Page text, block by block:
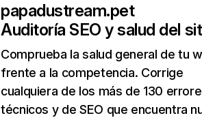
papadustream.pet
Auditoría SEO y salud del
Comprueba la salud general de tu
frente a la competencia. Corrige
cualquiera de los más de 130
técnicos y de SEO que encuentra